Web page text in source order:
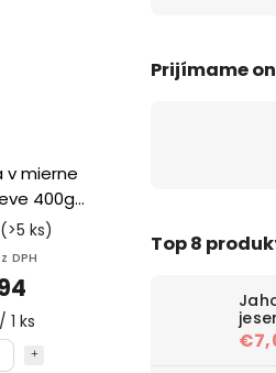
Prijímame
Top 8
v mierne
400g
(>5 ks)
DPH
ks